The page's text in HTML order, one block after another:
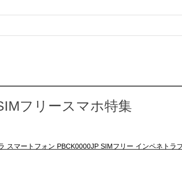
フリースマホ特集
スマートフォン PBCK0000JP SIMフリー インペネトラ